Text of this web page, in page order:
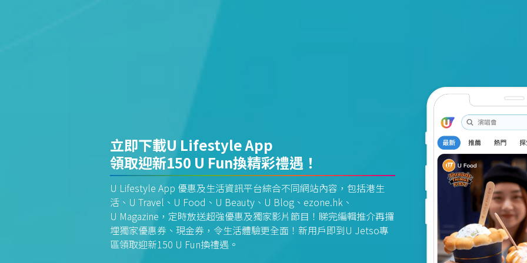
立即下載U Lifestyle App
領取迎新150 U Fun換精彩禮遇！
U Lifestyle App 優惠及生活資訊平台綜合不同網站內容，包括港生
活、U Travel、U Food、U Beauty、U Blog、ezone.hk、
U Magazine，定時放送超強優惠及獨家影片節目！睇完編輯推介再攞
埋獨家優惠券、現金券，令生活體驗更全面！新用戶即到U Jetso專
區領取迎新150 U Fun換禮遇。